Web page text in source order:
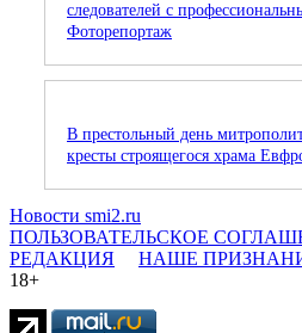
следователей с
Фоторепортаж
В престольный день
кресты строящегося храма
Новости smi2.ru
ПОЛЬЗОВАТЕЛЬСКОЕ
РЕДАКЦИЯ
НАШЕ
18+